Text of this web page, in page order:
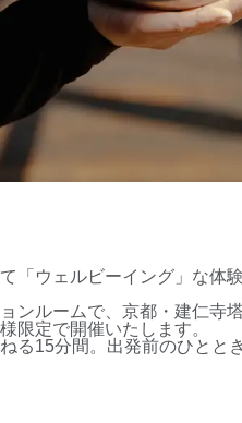
「ウェルビーイング」な体
ンルームで、京都・建仁寺
限定で開催いたします。
る15分間。出発前のひとと